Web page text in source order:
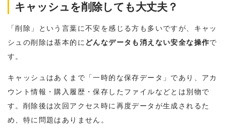
キャッシュを削除しても大丈夫？
「削除」という言葉に不安を感じる方も多いですが、キャッ
シュの削除は基本的に どんなデータも消えない安全な操作で
す。
キャッシュはあくまで「一時的な保存データ」であり、アカ
ウント情報・購入履歴・保存したファイルなどとは別物で
す。削除後は次回アクセス時に再度データが生成されるた
め、特に問題はありません。